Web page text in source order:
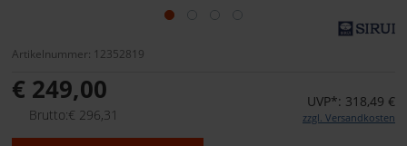
Artikelnummer: 12352819
€ 249,00
Brutto:€ 296,31
UVP*: 318,49 €
zzgl. Versandkosten